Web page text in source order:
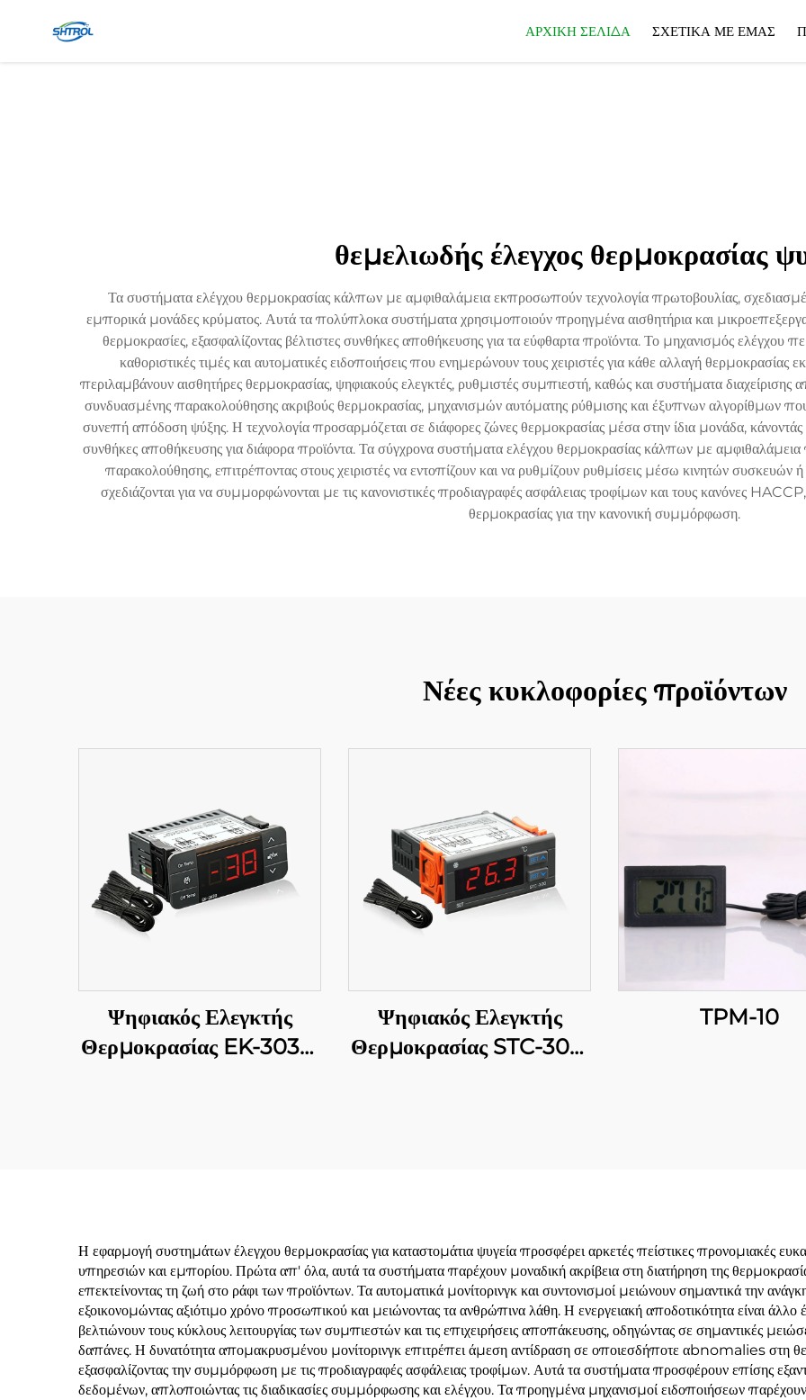
ΑΡΧΙΚΉ ΣΕΛΊΔΑ ΣΧΕΤΙΚΆ ΜΕ ΕΜΆΣ
θεμελιωδής έλεγχος θερμοκρασίας
Τα συστήματα ελέγχου θερμοκρασίας κάλπων με αμφιθαλάμεια εκπροσωπούν τεχνολογία πρωτοβουλίας,
εμπορικά μονάδες κρύματος. Αυτά τα πολύπλοκα συστήματα χρησιμοποιούν προηγμένα αισθητήρια και
θερμοκρασίες, εξασφαλίζοντας βέλτιστες συνθήκες αποθήκευσης για τα εύφθαρτα προϊόντα. Το μηχανισμός ελέγχου
καθοριστικές τιμές και αυτοματικές ειδοποιήσεις που ενημερώνουν τους χειριστές για κάθε αλλαγή
περιλαμβάνουν αισθητήρες θερμοκρασίας, ψηφιακούς ελεγκτές, ρυθμιστές συμπιεστή, καθώς και συστήματα
συνδυασμένης παρακολούθησης ακριβούς θερμοκρασίας, μηχανισμών αυτόματης ρύθμισης και έξυπνων αλγορίθμων
συνεπή απόδοση ψύξης. Η τεχνολογία προσαρμόζεται σε διάφορες ζώνες θερμοκρασίας μέσα στην ίδια μονάδα, κάνοντάς
συνθήκες αποθήκευσης για διάφορα προϊόντα. Τα σύγχρονα συστήματα ελέγχου θερμοκρασίας κάλπων με
παρακολούθησης, επιτρέποντας στους χειριστές να εντοπίζουν και να ρυθμίζουν ρυθμίσεις μέσω κινητών συσκευών
σχεδιάζονται για να συμμορφώνονται με τις κανονιστικές προδιαγραφές ασφάλειας τροφίμων και τους κανόνες
θερμοκρασίας για την κανονική συμμόρφωση.
Νέες κυκλοφορίες προϊόντων
Ψηφιακός Ελεγκτής
Θερμοκρασίας EK-3030:
Ψηφιακός Ελεγκτής
Θερμοκρασίας STC-300:
TPM-10
Η εφαρμογή συστημάτων έλεγχου θερμοκρασίας για καταστομάτια ψυγεία προσφέρει αρκετές πείστικες προνομιακές
υπηρεσιών και εμπορίου. Πρώτα απ' όλα, αυτά τα συστήματα παρέχουν μοναδική ακρίβεια στη διατήρηση της
επεκτείνοντας τη ζωή στο ράφι των προϊόντων. Τα αυτοματικά μονίτορινγκ και συντονισμοί μειώνουν σημαντικά την
εξοικονομώντας αξιότιμο χρόνο προσωπικού και μειώνοντας τα ανθρώπινα λάθη. Η ενεργειακή αποδοτικότητα είναι
βελτιώνουν τους κύκλους λειτουργίας των συμπιεστών και τις επιχειρήσεις αποπάκευσης, οδηγώντας σε σημαντικές
δαπάνες. Η δυνατότητα απομακρυσμένου μονίτορινγκ επιτρέπει άμεση αντίδραση σε οποιεσδήποτε αbnomalies στη
εξασφαλίζοντας την συμμόρφωση με τις προδιαγραφές ασφάλειας τροφίμων. Αυτά τα συστήματα προσφέρουν επίσης
δεδομένων, απλοποιώντας τις διαδικασίες συμμόρφωσης και ελέγχου. Τα προηγμένα μηχανισμοί ειδοποιήσεων